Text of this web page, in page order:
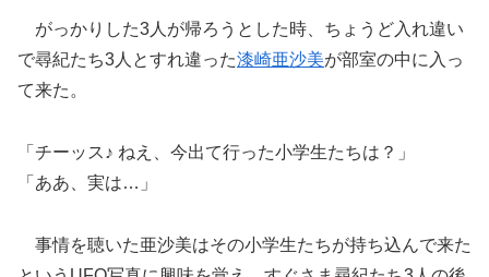
がっかりした3人が帰ろうとした時、ちょうど入れ違い
で尋紀たち3人とすれ違った漆崎亜沙美が部室の中に入っ
て来た。
「チーッス♪ ねえ、今出て行った小学生たちは？」
「ああ、実は…」
事情を聴いた亜沙美はその小学生たちが持ち込んで来た